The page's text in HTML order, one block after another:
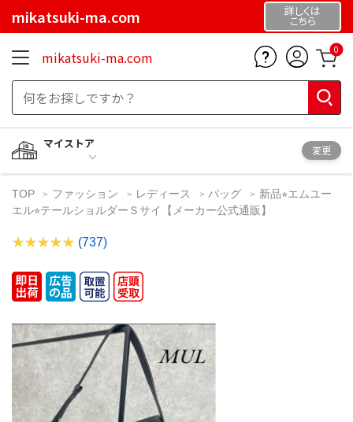
mikatsuki-ma.com 詳しくは
こちら
mikatsuki-ma.com 0
マイストア
変更
TOP ファッション レディース バッグ
新品⭐︎エムユー
エル⭐︎テールショルダーＳサイ【メーカー公式通販】
(737)